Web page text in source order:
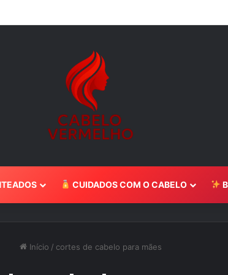
Guia Completo 2024
CUIDADOS COM O CABELO
Início / cortes de cabelo para mães